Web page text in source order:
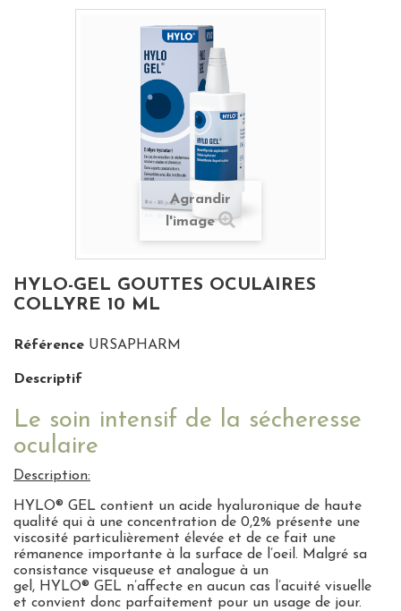
Agrandir
l'image
HYLO-GEL GOUTTES OCULAIRES
COLLYRE 10 ML
Référence URSAPHARM
Descriptif
Le soin intensif de la sécheresse
oculaire
Description:
HYLO® GEL contient un acide hyaluronique de haute
qualité qui à une concentration de 0,2% présente une
viscosité particulièrement élevée et de ce fait une
rémanence importante à la surface de l’oeil. Malgré sa
consistance visqueuse et analogue à un
gel, HYLO® GEL n’affecte en aucun cas l’acuité visuelle
et convient donc parfaitement pour un usage de jour.